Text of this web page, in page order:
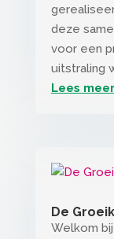
deze
voor een
uitstraling
Lees meer
De
Welkom